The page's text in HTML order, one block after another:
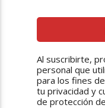
Al suscribirte,
personal que
para los fines
tu privacidad y
de protección